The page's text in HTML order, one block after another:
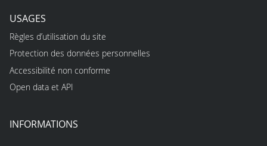
USAGES
Règles d’utilisation du site
Protection des données personnelles
Accessibilité non conforme
Open data et API
INFORMATIONS